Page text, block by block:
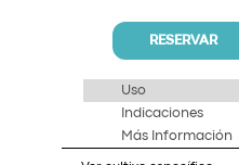
RESERVAR
Uso
Indicaciones
Más Información